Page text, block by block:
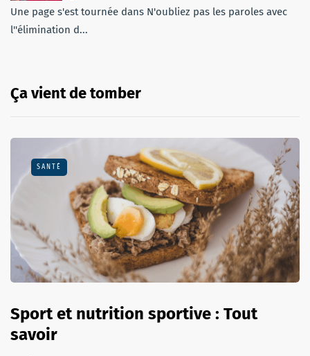
Une page s'est tournée dans N'oubliez pas les paroles avec
l''élimination d...
Ça vient de tomber
SANTÉ
Sport et nutrition sportive : Tout
savoir